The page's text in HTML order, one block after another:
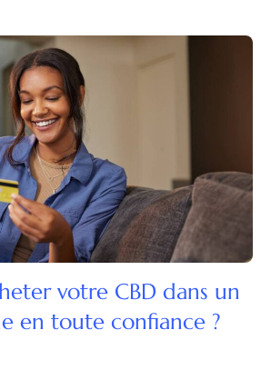
votre CBD dans un
en toute confiance ?